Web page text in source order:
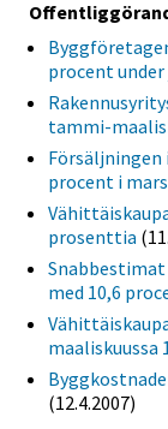
procent
tammi-
Försäljningen
procent i mars
prosenttia
med 10,6
maaliskuussa
(12.4.2007)